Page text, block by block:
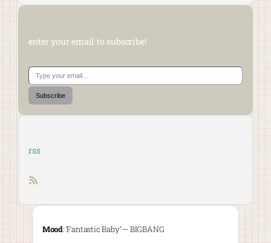
enter your email to subscribe!
Type your email…
Subscribe
rss
RSS feed
Mood: ‘Fantastic Baby’ — BIGBANG